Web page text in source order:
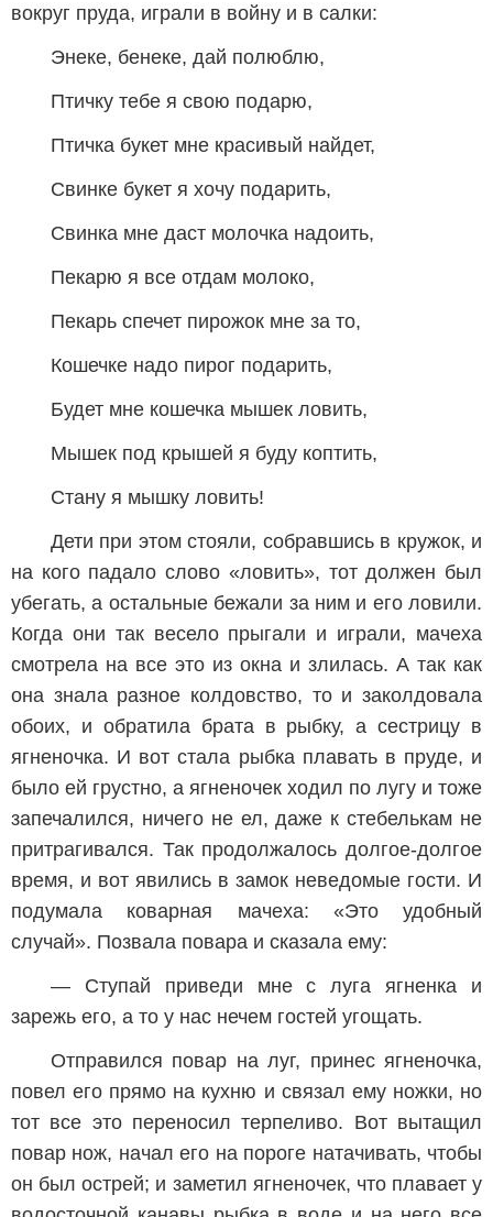
вокруг пруда, играли в войну и в салки:
Энеке, бенеке, дай полюблю,
Птичку тебе я свою подарю,
Птичка букет мне красивый найдет,
Свинке букет я хочу подарить,
Свинка мне даст молочка надоить,
Пекарю я все отдам молоко,
Пекарь спечет пирожок мне за то,
Кошечке надо пирог подарить,
Будет мне кошечка мышек ловить,
Мышек под крышей я буду коптить,
Стану я мышку ловить!
Дети при этом стояли, собравшись в кружок, и
на кого падало слово «ловить», тот должен был
убегать, а остальные бежали за ним и его ловили.
Когда они так весело прыгали и играли, мачеха
смотрела на все это из окна и злилась. А так как
она знала разное колдовство, то и заколдовала
обоих, и обратила брата в рыбку, а сестрицу в
ягненочка. И вот стала рыбка плавать в пруде, и
было ей грустно, а ягненочек ходил по лугу и тоже
запечалился, ничего не ел, даже к стебелькам не
притрагивался. Так продолжалось долгое-долгое
время, и вот явились в замок неведомые гости. И
подумала коварная мачеха: «Это удобный
случай». Позвала повара и сказала ему:
— Ступай приведи мне с луга ягненка и
зарежь его, а то у нас нечем гостей угощать.
Отправился повар на луг, принес ягненочка,
повел его прямо на кухню и связал ему ножки, но
тот все это переносил терпеливо. Вот вытащил
повар нож, начал его на пороге натачивать, чтобы
он был острей; и заметил ягненочек, что плавает у